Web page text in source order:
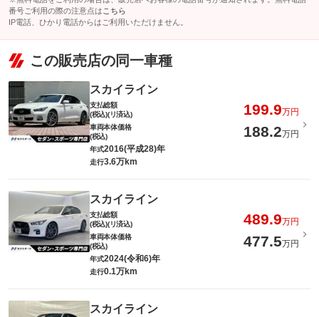
番号ご利用の際の注意点は こちら
IP電話、ひかり電話からはご利用いただけません。
この販売店の同一車種
スカイライン
支払総額
(税込)(リ済込)
199.9万円
車両本体価格
(税込)
188.2万円
年式2016(平成28)年
走行3.6万km
スカイライン
支払総額
(税込)(リ済込)
489.9万円
車両本体価格
(税込)
477.5万円
年式2024(令和6)年
走行0.1万km
スカイライン